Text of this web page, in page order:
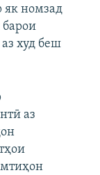
як номзад
барои
худ беш
аз